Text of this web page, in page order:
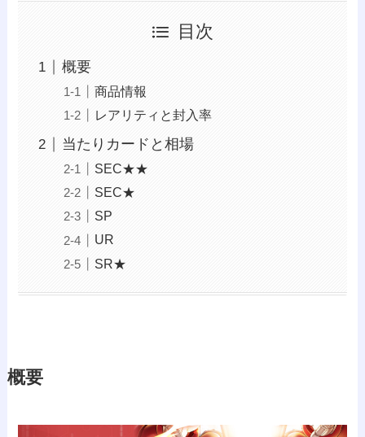
目次
概要
商品情報
レアリティと封入率
当たりカードと相場
SEC★★
SEC★
SP
UR
SR★
概要